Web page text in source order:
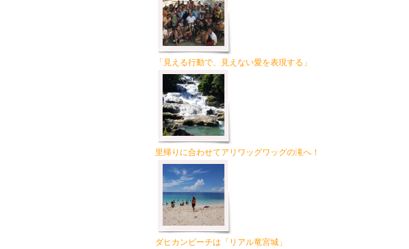
「見える行動で、見えない愛を表現する」
里帰りに合わせてアリワッグワッグの滝へ！
ダヒカンビーチは「リアル竜宮城」